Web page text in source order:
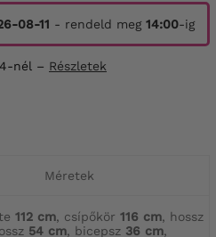
08-11 - rendeld meg 14:00-ig
nél – Részletek
Méretek
112 cm, csípőkör 116 cm, hossz
54 cm, bicepsz 36 cm,